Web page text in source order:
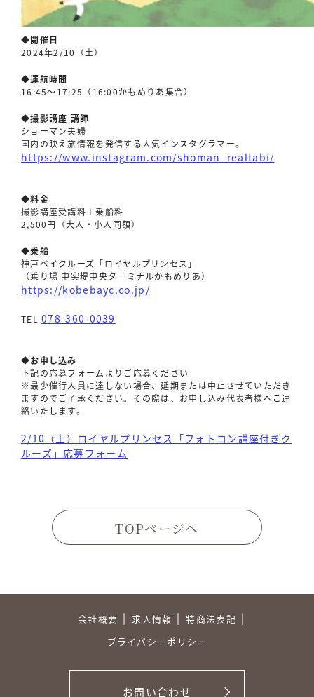
◆開催日
2024年2/10（土）
◆運航時間
16:45〜17:25（16:00かもめりあ集合）
◆撮影講座 講師
ショーマン夫婦
国内の映え旅情報を発信する人気インスタグラマー。
https://www.instagram.com/shoman_realtabi/
◆料金
撮影講座受講料＋乗船料
2,500円（大人・小人同額）
◆乗船
神戸ベイクルーズ「ロイヤルプリンセス」
（乗り場 中突堤中央ターミナルかもめりあ）
https://kobebayc.co.jp/
TEL078-360-0039
◆お申し込み
下記の応募フォームよりご応募ください
※最少催行人員に達しない場合、延期または中止させていただき
ますのでご了承ください。その際は、お申し込み代表者様へご連
絡いたします。
2/10（土）ロイヤルプリンセス「フォトコン講座付きク
ルーズ」応募フォーム
TOPページへ
会社概要 求人情報
特商法表記
プライバシーポリシー
お問い合わせ